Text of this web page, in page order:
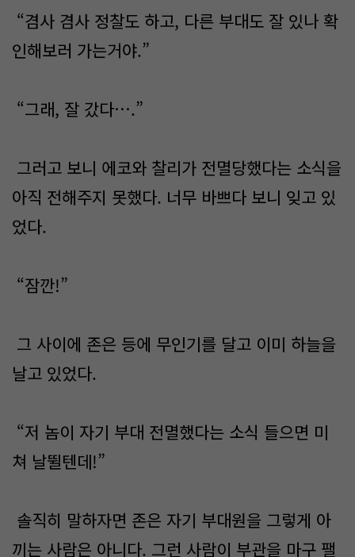
“겸사 겸사 정찰도 하고, 다른 부대도 잘 있나 확
인해보러 가는거야.”
“그래, 잘 갔다….”
그러고 보니 에코와 찰리가 전멸당했다는 소식을
아직 전해주지 못했다. 너무 바쁘다 보니 잊고 있
었다.
“잠깐!”
그 사이에 존은 등에 무인기를 달고 이미 하늘을
날고 있었다.
“저 놈이 자기 부대 전멸했다는 소식 들으면 미
쳐 날뛸텐데!”
솔직히 말하자면 존은 자기 부대원을 그렇게 아
끼는 사람은 아니다. 그런 사람이 부관을 마구 팰